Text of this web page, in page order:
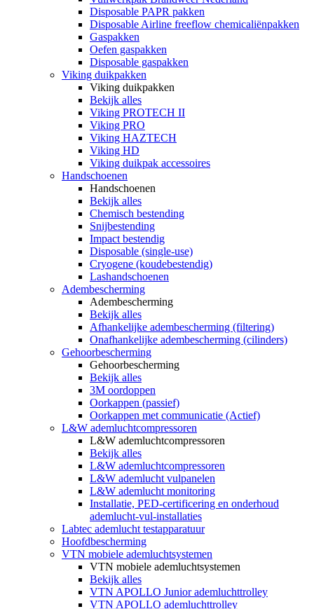
Disposable PAPR pakken
Disposable Airline freeflow chemicaliënpakken
Gaspakken
Oefen gaspakken
Disposable gaspakken
Viking duikpakken
Viking duikpakken
Bekijk alles
Viking PROTECH II
Viking PRO
Viking HAZTECH
Viking HD
Viking duikpak accessoires
Handschoenen
Handschoenen
Bekijk alles
Chemisch bestending
Snijbestending
Impact bestendig
Disposable (single-use)
Cryogene (koudebestendig)
Lashandschoenen
Adembescherming
Adembescherming
Bekijk alles
Afhankelijke adembescherming (filtering)
Onafhankelijke adembescherming (cilinders)
Gehoorbescherming
Gehoorbescherming
Bekijk alles
3M oordoppen
Oorkappen (passief)
Oorkappen met communicatie (Actief)
L&W ademluchtcompressoren
L&W ademluchtcompressoren
Bekijk alles
L&W ademluchtcompressoren
L&W ademlucht vulpanelen
L&W ademlucht monitoring
Installatie, PED-certificering en onderhoud
ademlucht-vul-installaties
Labtec ademlucht testapparatuur
Hoofdbescherming
VTN mobiele ademluchtsystemen
VTN mobiele ademluchtsystemen
Bekijk alles
VTN APOLLO Junior ademluchttrolley
VTN APOLLO ademluchttrolley